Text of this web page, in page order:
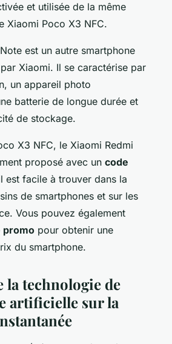
et utilisée de la même
Xiaomi Poco X3 NFC.
est un autre smartphone
Xiaomi. Il se caractérise par
un appareil photo
batterie de longue durée et
de stockage.
X3 NFC, le Xiaomi Redmi
proposé avec un code
est facile à trouver dans la
de smartphones et sur les
Vous pouvez également
promo pour obtenir une
du smartphone.
la technologie de
artificielle sur la